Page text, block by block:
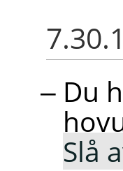
Du
Slå